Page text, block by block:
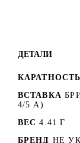
ДЕТАЛИ
КАРАТНОСТЬ
ВСТАВКА
4/5 А)
ВЕС 4.41 Г
БРЕНД НЕ